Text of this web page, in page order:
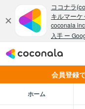
会員登録
ホーム